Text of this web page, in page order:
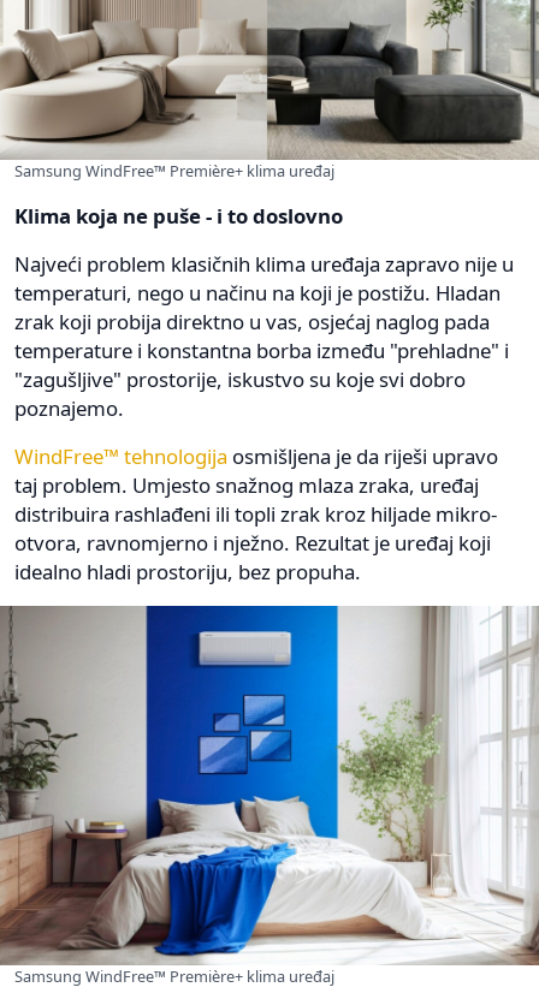
Samsung WindFree™ Première+ klima uređaj
Klima koja ne puše - i to doslovno
Najveći problem klasičnih klima uređaja zapravo nije u
temperaturi, nego u načinu na koji je postižu. Hladan
zrak koji probija direktno u vas, osjećaj naglog pada
temperature i konstantna borba između "prehladne" i
"zagušljive" prostorije, iskustvo su koje svi dobro
poznajemo.
WindFree™ tehnologija osmišljena je da riješi upravo
taj problem. Umjesto snažnog mlaza zraka, uređaj
distribuira rashlađeni ili topli zrak kroz hiljade mikro-
otvora, ravnomjerno i nježno. Rezultat je uređaj koji
idealno hladi prostoriju, bez propuha.
Samsung WindFree™ Première+ klima uređaj